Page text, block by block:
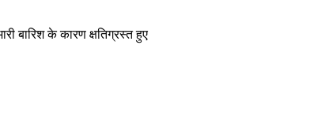
बारिश के कारण क्षतिग्रस्त हुए